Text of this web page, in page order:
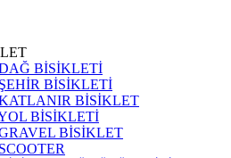
BİSİKLETİ
BİSİKLETİ
BİSİKLET
BİSİKLETİ
BİSİKLET